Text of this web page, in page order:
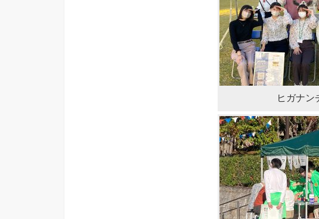
ヒガナン